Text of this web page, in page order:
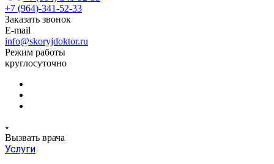
+7 (964)-341-52-33
Заказать звонок
E-mail
info@skoryjdoktor.ru
Режим работы
круглосуточно
Вызвать врача
Услуги